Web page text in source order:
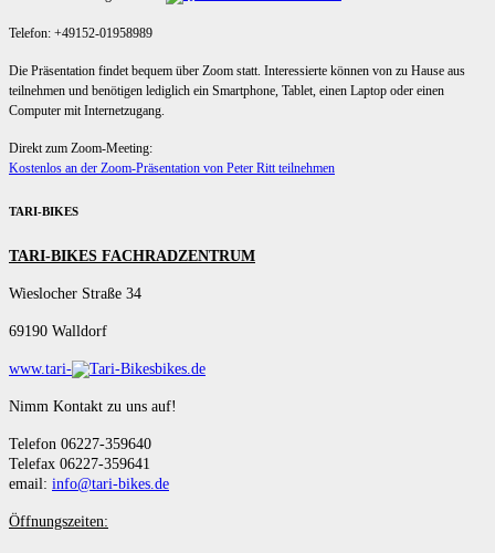
Telefon: +49152-01958989
Die Präsentation findet bequem über Zoom statt. Interessierte können von zu Hause aus
teilnehmen und benötigen lediglich ein Smartphone, Tablet, einen Laptop oder einen
Computer mit Internetzugang.
Direkt zum Zoom-Meeting:
Kostenlos an der Zoom-Präsentation von Peter Ritt teilnehmen
TARI-BIKES
TARI-BIKES FACHRADZENTRUM
Wieslocher Straße 34
69190 Walldorf
www.tari- bikes.de
Nimm Kontakt zu uns auf!
Telefon 06227-359640
Telefax 06227-359641
email: info@tari-bikes.de
Öffnungszeiten: